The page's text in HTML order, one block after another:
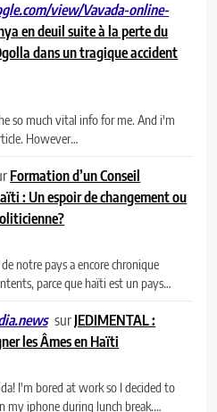
view/Vavada-online-
en deuil suite à la perte du
dans un tragique accident
so much vital info for me. And i'm
However…
Formation d’un Conseil
: Un espoir de changement ou
notre pays a encore chronique
parce que haïti est un pays…
surJEDIMENTAL :
les Âmes en Haïti
I'm bored at work so I decided to
my iphone during lunch break.…